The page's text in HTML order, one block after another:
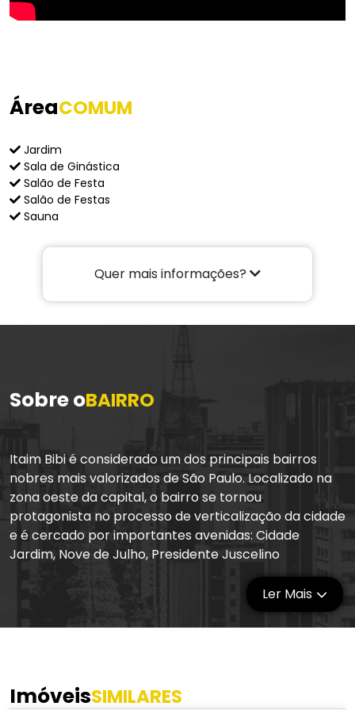
ÁreaCOMUM
Jardim
Sala de Ginástica
Salão de Festa
Salão de Festas
Sauna
Quer mais informações?
Sobre oBAIRRO
Itaim Bibi é considerado um dos principais bairros
nobres mais valorizados de São Paulo. Localizado na
zona oeste da capital, o bairro se tornou
protagonista no processo de verticalização da cidade
e é cercado por importantes avenidas: Cidade
Jardim, Nove de Julho, Presidente Juscelino
Kubitschek e Nações Unidas. Além disso, é cortado
pela avenida Brigadeiro Faria Lima, importante centro
comercial e financeiro de São Paulo, que sedia
empresas de tecnologia, bancos de investimentos e
estar e qualidade de vida, escolhendo morar próximo
Ler Mais
ImóveisSIMILARES